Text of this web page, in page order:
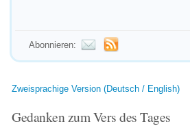
Abonnieren:
Zweisprachige Version (Deutsch / English)
Gedanken zum Vers des Tages